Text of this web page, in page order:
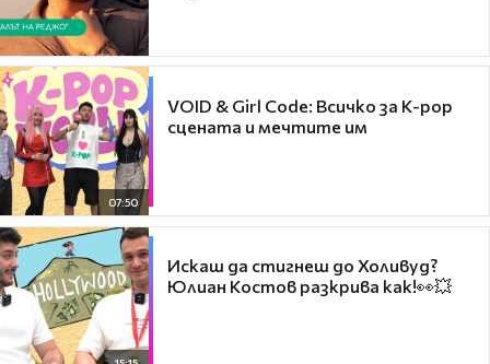
07:50
VOID & Girl Code: Всичко за K-pop
сцената и мечтите им
Искаш да стигнеш до Холивуд?
Юлиан Костов разкрива как!👀💥